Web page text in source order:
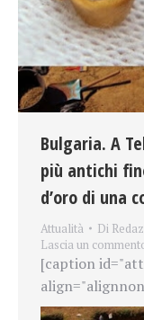
Bulgaria. A
più antichi
d’oro di una
Attualità Di
Lascia un
[caption